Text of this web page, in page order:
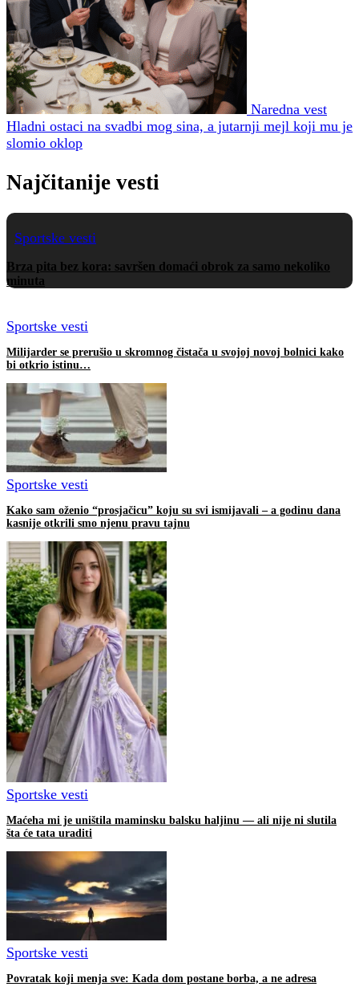
Naredna vest
Hladni ostaci na svadbi mog sina, a jutarnji mejl koji mu je
slomio oklop
Najčitanije vesti
Sportske vesti
Brza pita bez kora: savršen domaći obrok za samo nekoliko
minuta
Sportske vesti
Milijarder se prerušio u skromnog čistača u svojoj novoj bolnici kako
bi otkrio istinu…
Sportske vesti
Kako sam oženio “prosjačicu” koju su svi ismijavali – a godinu dana
kasnije otkrili smo njenu pravu tajnu
Sportske vesti
Maćeha mi je uništila maminsku balsku haljinu — ali nije ni slutila
šta će tata uraditi
Sportske vesti
Povratak koji menja sve: Kada dom postane borba, a ne adresa